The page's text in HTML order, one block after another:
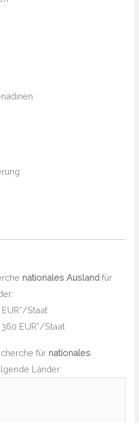
nationales Ausland für
Staat
EUR*/Staat
für nationales
Länder: